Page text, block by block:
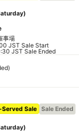
)
事場
JST Sale Start
JST Sale Ended
Sale Sale Ended
)